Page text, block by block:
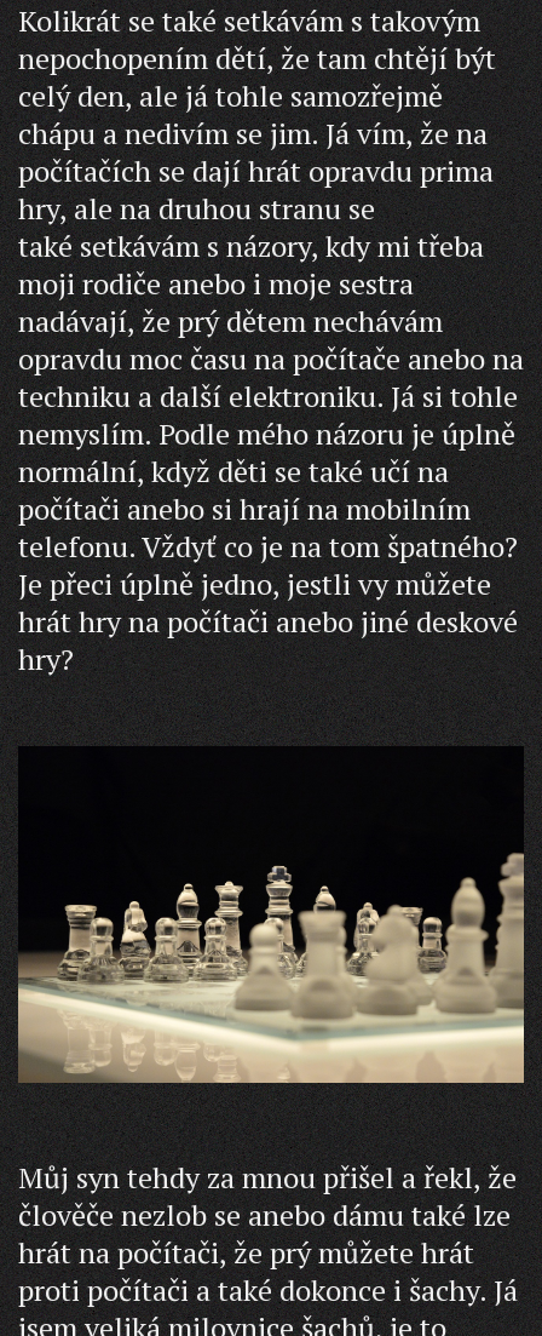
Kolikrát se také setkávám s takovým
nepochopením dětí, že tam chtějí být
celý den, ale já tohle samozřejmě
chápu a nedivím se jim. Já vím, že na
počítačích se dají hrát opravdu prima
hry, ale na druhou stranu se
také setkávám s názory, kdy mi třeba
moji rodiče anebo i moje sestra
nadávají, že prý dětem nechávám
opravdu moc času na počítače anebo na
techniku a další elektroniku. Já si tohle
nemyslím. Podle mého názoru je úplně
normální, když děti se také učí na
počítači anebo si hrají na mobilním
telefonu. Vždyť co je na tom špatného?
Je přeci úplně jedno, jestli vy můžete
hrát hry na počítači anebo jiné deskové
hry?
Můj syn tehdy za mnou přišel a řekl, že
člověče nezlob se anebo dámu také lze
hrát na počítači, že prý můžete hrát
proti počítači a také dokonce i šachy. Já
jsem veliká milovnice šachů, je to